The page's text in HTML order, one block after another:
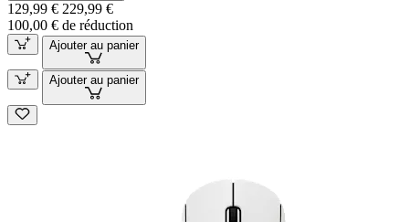
129,99 € 229,99 €
100,00 € de réduction
Ajouter au panier
Ajouter au panier